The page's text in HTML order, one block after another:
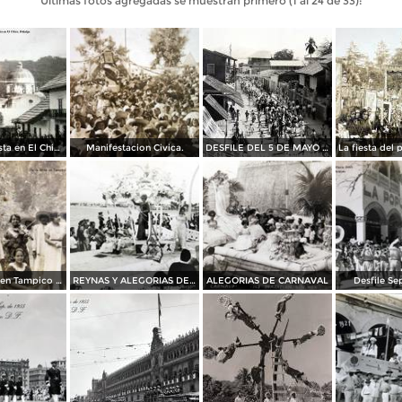
Un dia de fiesta en El Chico, Hidalgo Manifestacion Civica. DESFILE DEL 5 DE MAYO en 1933
Dia de fiesta en Tampico Tamaulipas REYNAS Y ALEGORIAS DE CARNAVAL ALEGORIAS DE CARNAVAL Desfile